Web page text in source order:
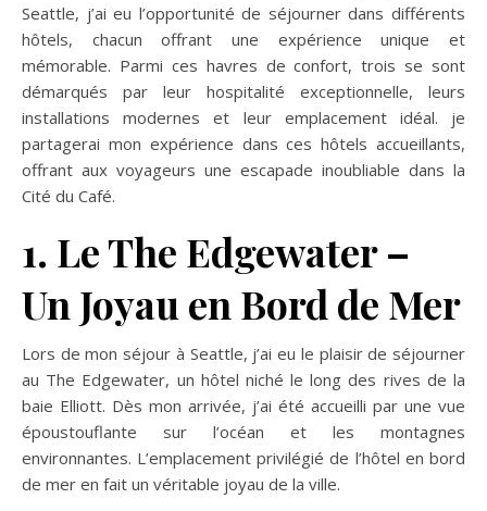
Seattle, j’ai eu l’opportunité de séjourner dans différents
hôtels, chacun offrant une expérience unique et
mémorable. Parmi ces havres de confort, trois se sont
démarqués par leur hospitalité exceptionnelle, leurs
installations modernes et leur emplacement idéal. je
partagerai mon expérience dans ces hôtels accueillants,
offrant aux voyageurs une escapade inoubliable dans la
Cité du Café.
1. Le The Edgewater –
Un Joyau en Bord de Mer
Lors de mon séjour à Seattle, j’ai eu le plaisir de séjourner
au The Edgewater, un hôtel niché le long des rives de la
baie Elliott. Dès mon arrivée, j’ai été accueilli par une vue
époustouflante sur l’océan et les montagnes
environnantes. L’emplacement privilégié de l’hôtel en bord
de mer en fait un véritable joyau de la ville.